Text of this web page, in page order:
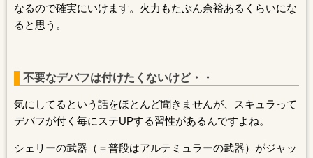
なるので確実にいけます。火力もたぶん余裕あるくらいにな
ると思う。
不要なデバフは付けたくないけど・・
気にしてるという話をほとんど聞きませんが、スキュラって
デバフが付く毎にステUPする習性があるんですよね。
シェリーの武器（＝普段はアルテミュラーの武器）がジャッ